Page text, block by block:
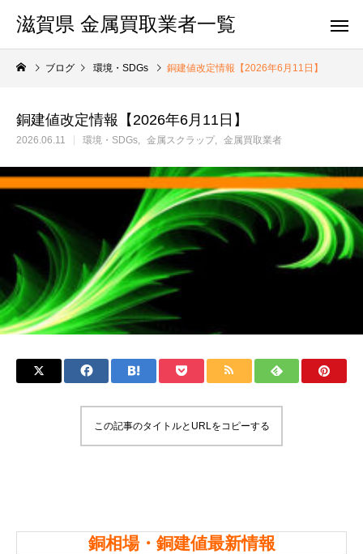
滋賀県 金属買取業者一覧
地域検索
ブログ 環境・SDGs 銅建値改定情報【2026年6月11日】
銅建値改定情報【2026年6月11日】
2026.06.11 環境・SDGs 金属スクラップ 金属買取業者
この記事のタイトルとURLをコピーする
銅相場・銅建値最新情報